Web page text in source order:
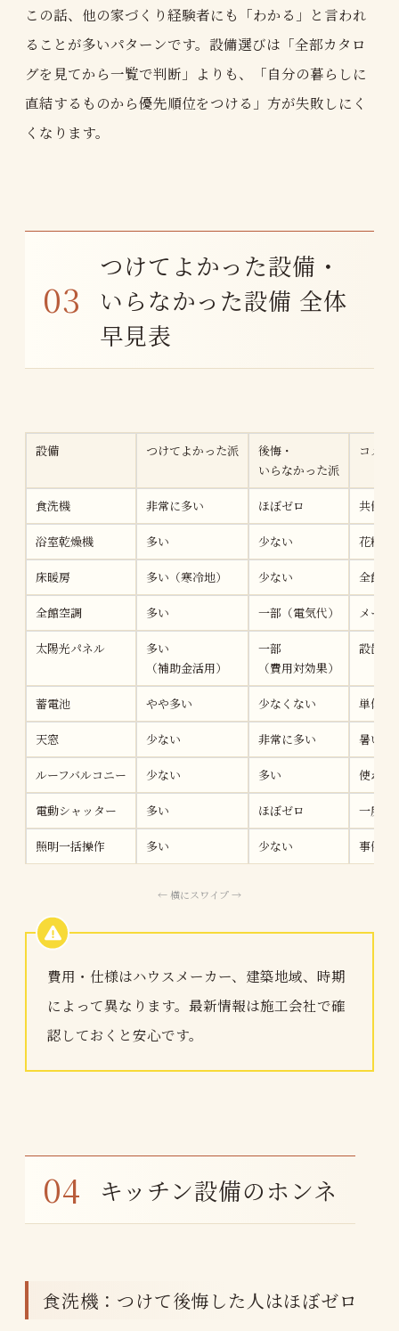
この話、他の家づくり経験者にも「わかる」と言われ
ることが多いパターンです。設備選びは「全部カタロ
グを見てから一覧で判断」よりも、「自分の暮らしに
直結するものから優先順位をつける」方が失敗しにく
くなります。
つけてよかった設備・
いらなかった設備 全体
早見表
設備 つけてよかった派
後悔・
いらなかった派
コメン
食洗機 非常に多い ほぼゼロ 共働き
浴室乾燥機 多い 少ない 花粉症
床暖房 多い（寒冷地） 少ない 全館空
全館空調 多い 一部（電気代） メーカ
太陽光パネル
多い
（補助金活用）
一部
（費用対効果）
設置条
蓄電池 やや多い 少なくない 単体で
天窓 少ない 非常に多い 暑い・
ルーフバルコニー 少ない 多い 使わな
電動シャッター 多い ほぼゼロ 一度使
照明一括操作 多い 少ない 事例に
費用・仕様はハウスメーカー、建築地域、時期
によって異なります。最新情報は施工会社で確
認しておくと安心です。
キッチン設備のホンネ
食洗機：つけて後悔した人はほぼゼロ